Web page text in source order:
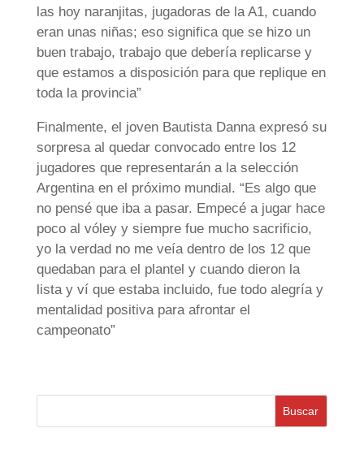
las hoy naranjitas, jugadoras de la A1, cuando
eran unas niñas; eso significa que se hizo un
buen trabajo, trabajo que debería replicarse y
que estamos a disposición para que replique en
toda la provincia”
Finalmente, el joven Bautista Danna expresó su
sorpresa al quedar convocado entre los 12
jugadores que representarán a la selección
Argentina en el próximo mundial. “Es algo que
no pensé que iba a pasar. Empecé a jugar hace
poco al vóley y siempre fue mucho sacrificio,
yo la verdad no me veía dentro de los 12 que
quedaban para el plantel y cuando dieron la
lista y ví que estaba incluido, fue todo alegría y
mentalidad positiva para afrontar el
campeonato”
Buscar